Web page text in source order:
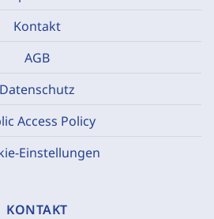
Kontakt
AGB
Datenschutz
Access Policy
Einstellungen
KONTAKT